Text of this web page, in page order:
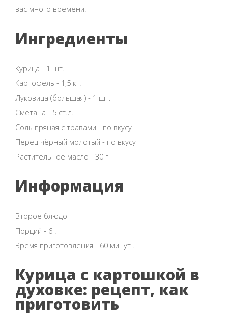
вас много времени.
Ингредиенты
Курица - 1 шт.
Картофель - 1,5 кг.
Луковица (большая) - 1 шт.
Сметана - 5 ст.л.
Соль пряная с травами - по вкусу
Перец чёрный молотый - по вкусу
Растительное масло - 30 г
Информация
Второе блюдо
Порций - 6 .
Время приготовления - 60 минут .
Курица с картошкой в
духовке: рецепт, как
приготовить